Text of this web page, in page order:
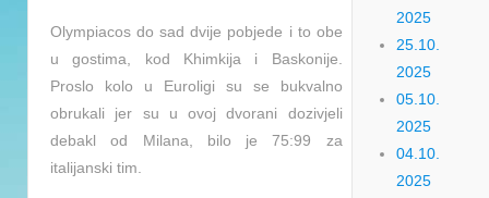
Olympiacos do sad dvije pobjede i to obe
u gostima, kod Khimkija i Baskonije.
Proslo kolo u Euroligi su se bukvalno
obrukali jer su u ovoj dvorani dozivjeli
debakl od Milana, bilo je 75:99 za
italijanski tim.
2025
25.10.
2025
05.10.
2025
04.10.
2025